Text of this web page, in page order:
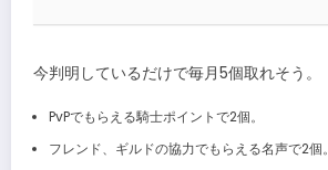
今判明しているだけで毎月5個取れそう。
PvPでもらえる騎士ポイントで2個。
フレンド、ギルドの協力でもらえる名声で2個。